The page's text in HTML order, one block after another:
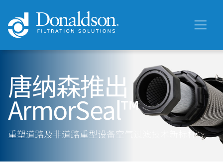
唐纳森推出
ArmorSeal™
重塑道路及非道路重型设备空气过滤技术新标杆